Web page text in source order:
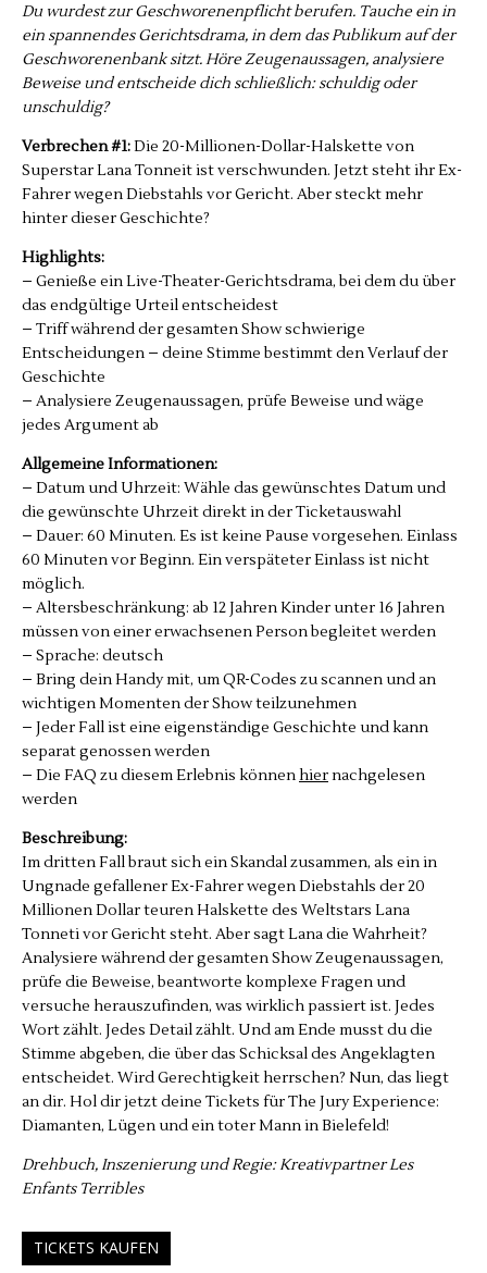
Du wurdest zur Geschworenenpflicht berufen. Tauche ein in
ein spannendes Gerichtsdrama, in dem das Publikum auf der
Geschworenenbank sitzt. Höre Zeugenaussagen, analysiere
Beweise und entscheide dich schließlich: schuldig oder
unschuldig?
Verbrechen #1:Die 20-Millionen-Dollar-Halskette von
Superstar Lana Tonneit ist verschwunden. Jetzt steht ihr Ex-
Fahrer wegen Diebstahls vor Gericht. Aber steckt mehr
hinter dieser Geschichte?
Highlights:
– Genieße ein Live-Theater-Gerichtsdrama, bei dem du über
das endgültige Urteil entscheidest
– Triff während der gesamten Show schwierige
Entscheidungen – deine Stimme bestimmt den Verlauf der
Geschichte
– Analysiere Zeugenaussagen, prüfe Beweise und wäge
jedes Argument ab
Allgemeine Informationen:
– Datum und Uhrzeit: Wähle das gewünschtes Datum und
die gewünschte Uhrzeit direkt in der Ticketauswahl
– Dauer: 60 Minuten. Es ist keine Pause vorgesehen. Einlass
60 Minuten vor Beginn. Ein verspäteter Einlass ist nicht
möglich.
– Altersbeschränkung: ab 12 Jahren Kinder unter 16 Jahren
müssen von einer erwachsenen Person begleitet werden
– Sprache: deutsch
– Bring dein Handy mit, um QR-Codes zu scannen und an
wichtigen Momenten der Show teilzunehmen
– Jeder Fall ist eine eigenständige Geschichte und kann
separat genossen werden
– Die FAQ zu diesem Erlebnis könnenhiernachgelesen
werden
Beschreibung:
Im dritten Fall braut sich ein Skandal zusammen, als ein in
Ungnade gefallener Ex-Fahrer wegen Diebstahls der 20
Millionen Dollar teuren Halskette des Weltstars Lana
Tonneti vor Gericht steht. Aber sagt Lana die Wahrheit?
Analysiere während der gesamten Show Zeugenaussagen,
prüfe die Beweise, beantworte komplexe Fragen und
versuche herauszufinden, was wirklich passiert ist. Jedes
Wort zählt. Jedes Detail zählt. Und am Ende musst du die
Stimme abgeben, die über das Schicksal des Angeklagten
entscheidet. Wird Gerechtigkeit herrschen? Nun, das liegt
an dir. Hol dir jetzt deine Tickets für The Jury Experience:
Diamanten, Lügen und ein toter Mann in Bielefeld!
Drehbuch, Inszenierung und Regie: Kreativpartner Les
Enfants Terribles
TICKETS KAUFEN